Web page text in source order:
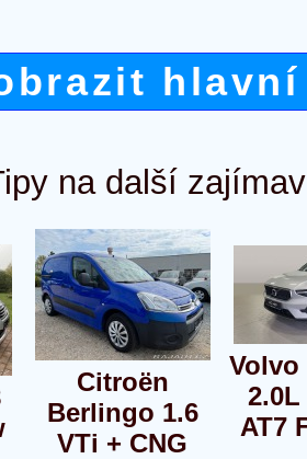
na další
Citroën
Berlingo 1.6
VTi + CNG
Volvo
2.0L
AT7